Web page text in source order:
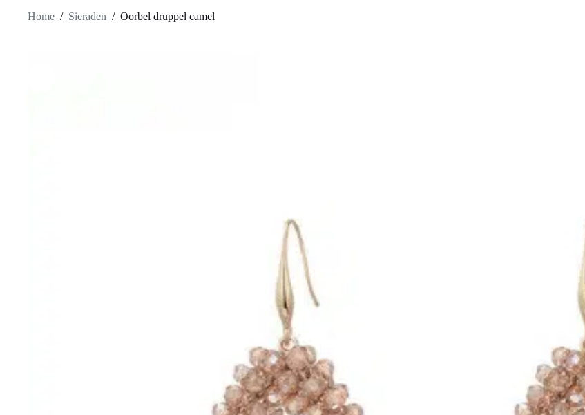
Home / Sieraden / Oorbel druppel camel